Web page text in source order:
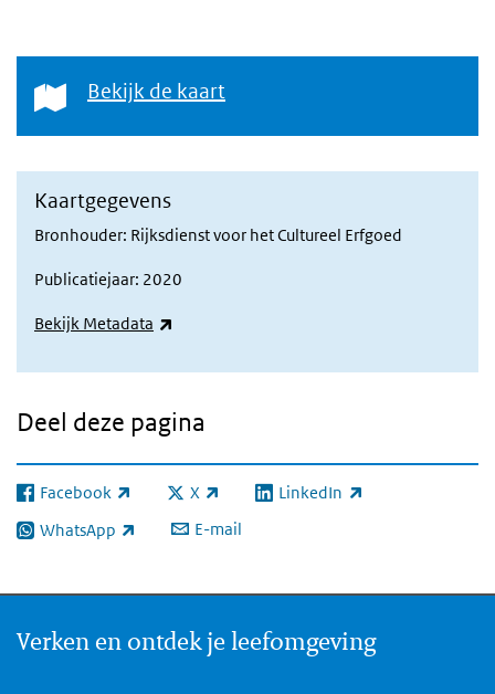
Bekijk de kaart
Bekijk de kaart
Kaartgegevens
Bronhouder: Rijksdienst voor het Cultureel Erfgoed
Publicatiejaar: 2020
Bekijk Metadata
Deel deze pagina
Facebook
(externe link) X
(externe link) LinkedIn
(externe link)
WhatsApp
(externe link) E-mail
Verken en ontdek je leefomgeving